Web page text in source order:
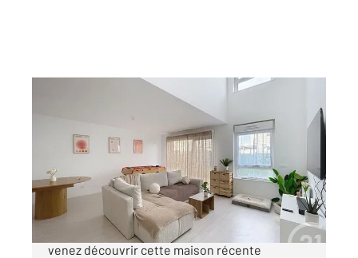
, 4 pièces
Maison à vendre
179 000 €
EN EXCLUSIVITE, à LACROIX-SAINT-OUEN,
venez découvrir cette maison récente